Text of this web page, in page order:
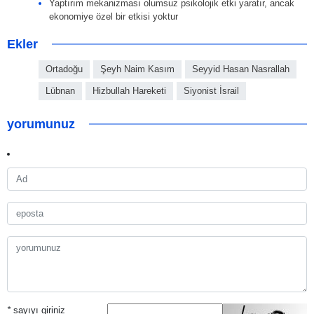
Yaptırım mekanizması olumsuz psikolojik etki yaratır, ancak
ekonomiye özel bir etkisi yoktur
Ekler
Ortadoğu Şeyh Naim Kasım Seyyid Hasan Nasrallah
Lübnan Hizbullah Hareketi Siyonist İsrail
yorumunuz
*sayıyı giriniz